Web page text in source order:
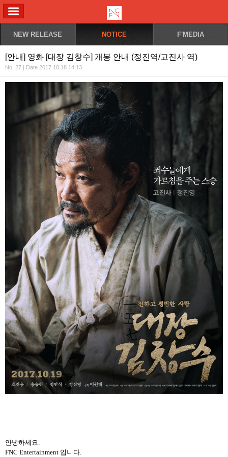
NEW RELEASE NOTICE F'MEDIA
[안내] 영화 [대장 김창수] 개봉 안내 (정진역/고진사 역)
No. 27 | Date 2017.10.18 14:13
안녕하세요.
FNC Entertainment 입니다.